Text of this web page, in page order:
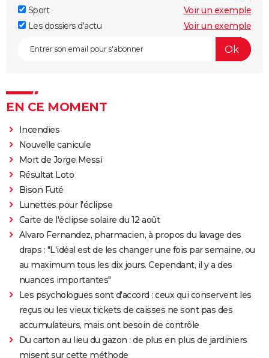
Sport
Voir un exemple
Les dossiers d'actu
Voir un exemple
EN CE MOMENT
Incendies
Nouvelle canicule
Mort de Jorge Messi
Résultat Loto
Bison Futé
Lunettes pour l'éclipse
Carte de l'éclipse solaire du 12 août
Alvaro Fernandez, pharmacien, à propos du lavage des
draps : "L'idéal est de les changer une fois par semaine, ou
au maximum tous les dix jours. Cependant, il y a des
nuances importantes"
Les psychologues sont d'accord : ceux qui conservent les
reçus ou les vieux tickets de caisses ne sont pas des
accumulateurs, mais ont besoin de contrôle
Du carton au lieu du gazon : de plus en plus de jardiniers
misent sur cette méthode